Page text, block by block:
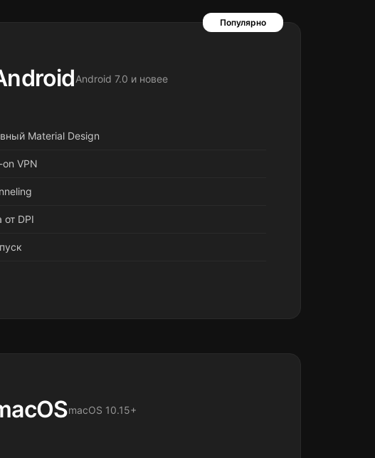
Популярно
Android 7.0 и новее
Material Design
VPN
от DPI
macOS 10.15+